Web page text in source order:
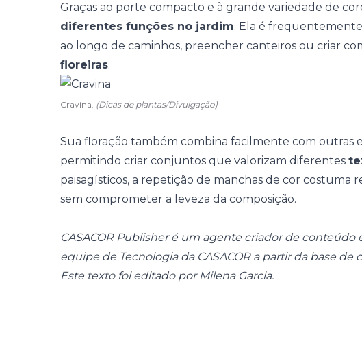
Graças ao porte compacto e à grande variedade de
diferentes funções no jardim. Ela é
ao longo de caminhos, preencher canteiros ou criar
floreiras.
Cravina. (Dicas de plantas/Divulgação)
Sua floração também combina facilmente com outras
permitindo criar conjuntos que valorizam diferentes
paisagísticos, a repetição de manchas de cor costuma
sem comprometer a leveza da composição.
CASACOR Publisher é um agente criador de conteúdo
equipe de Tecnologia da CASACOR a partir da base
Este texto foi editado por Milena Garcia.